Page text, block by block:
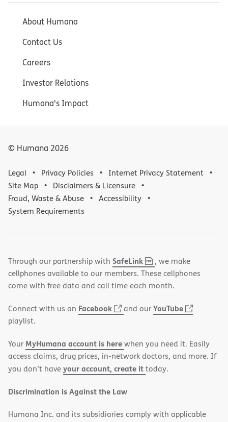
About Humana
Contact Us
Careers
Investor Relations
Humana's Impact
© Humana 2026
Legal Privacy Policies
Internet Privacy Statement
Site Map
Disclaimers & Licensure
Fraud, Waste & Abuse
Accessibility
System Requirements
Through our partnership with SafeLink,
PDF
(opens
in
new
, we make
cellphones available to our members. These cellphones
come with free data and call time each month.
Connect with us on Facebook
(opens
window)
and ourYouTube
(opens
window)
playlist.
Your MyHumana account is herewhen you need it. Easily
access claims, drug prices, in-network doctors, and more. If
you don’t haveyour account, create ittoday.
Discrimination is Against the Law
Humana Inc. and its subsidiaries comply with applicable